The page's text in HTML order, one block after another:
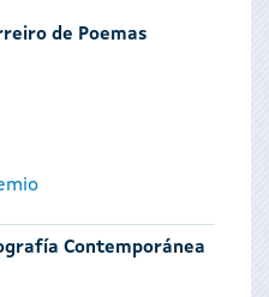
de Poemas
Contemporánea